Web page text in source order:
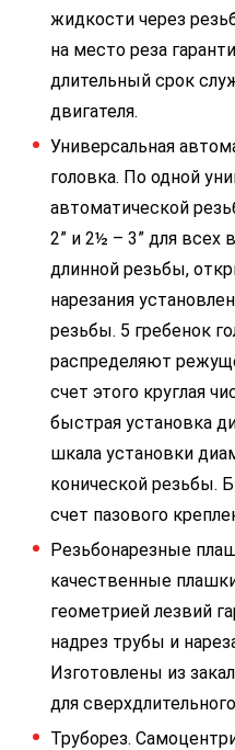
жидкости через
на место реза
длительный срок
двигателя.
Универсальная
головка. По одной
автоматической
2” и 2½ – 3” для всех
длинной резьбы,
нарезания
резьбы. 5 гребенок
распределяют
счет этого круглая
быстрая установка
шкала установки
конической резьбы.
счет пазового
Резьбонарезные
качественные
геометрией лезвий
надрез трубы и
Изготовлены из
для
Труборез.